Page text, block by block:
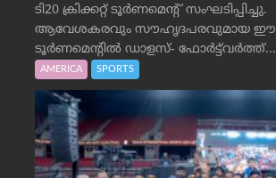
ടി20 ക്രിക്കറ്റ് ടൂർണമെന്റ് സംഘടിപ്പിച്ചു.
ആവേശകരവും സൗഹൃദപരവുമായ ഈ
ടൂർണമെന്റിൽ ഡാളസ്- ഫോർട്ട്‌വര്‍ത്ത്...
AMERICA SPORTS